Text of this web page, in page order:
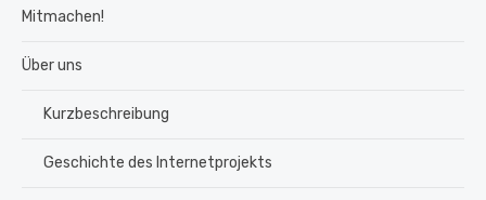
Mitmachen!
Über uns
Kurzbeschreibung
Geschichte des Internetprojekts